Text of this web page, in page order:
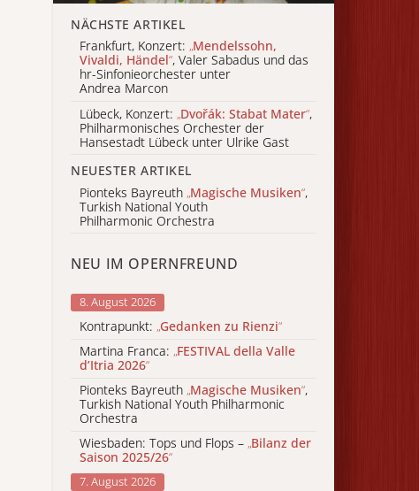
NÄCHSTE ARTIKEL
Frankfurt, Konzert: „Mendelssohn,
Vivaldi, Händel“, Valer Sabadus und das
hr-Sinfonieorchester unter
Andrea Marcon
Lübeck, Konzert: „Dvořák: Stabat Mater“,
Philharmonisches Orchester der
Hansestadt Lübeck unter Ulrike Gast
NEUESTER ARTIKEL
Pionteks Bayreuth „Magische Musiken“,
Turkish National Youth
Philharmonic Orchestra
NEU IM OPERNFREUND
8. August 2026
Kontrapunkt: „Gedanken zu Rienzi“
Martina Franca: „FESTIVAL della Valle
d’Itria 2026“
Pionteks Bayreuth „Magische Musiken“,
Turkish National Youth Philharmonic
Orchestra
Wiesbaden: Tops und Flops – „Bilanz der
Saison 2025/26“
7. August 2026